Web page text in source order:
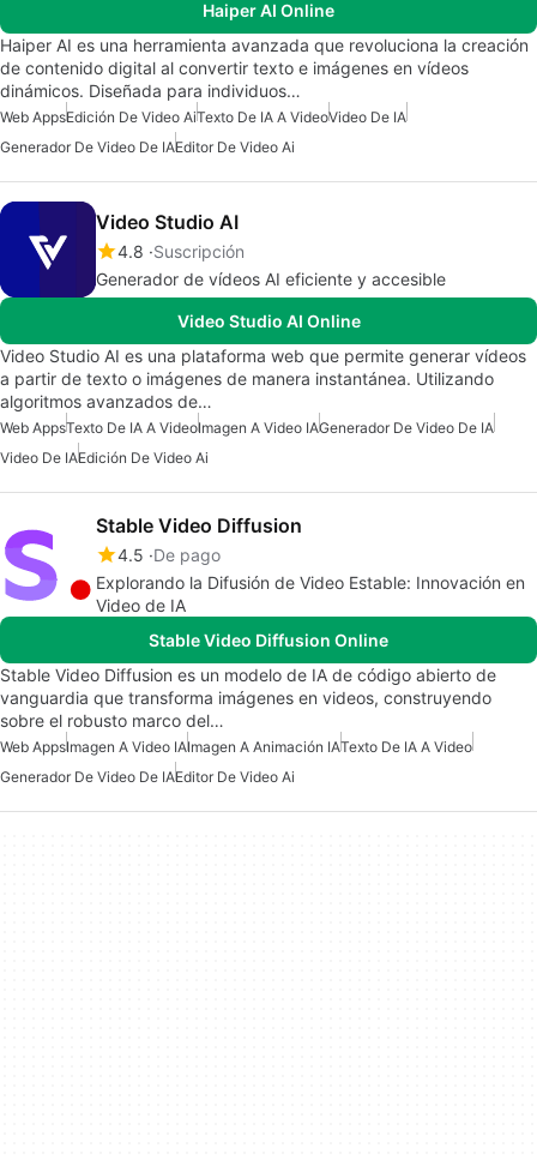
Haiper AI Online
Haiper AI es una herramienta avanzada que revoluciona la creación
de contenido digital al convertir texto e imágenes en vídeos
dinámicos. Diseñada para individuos…
Web AppsEdición De Video AiTexto De IA A VideoVideo De IA
Generador De Video De IAEditor De Video Ai
Video Studio AI
4.8 Suscripción
Generador de vídeos AI eficiente y accesible
Video Studio AI Online
Video Studio AI es una plataforma web que permite generar vídeos
a partir de texto o imágenes de manera instantánea. Utilizando
algoritmos avanzados de…
Web AppsTexto De IA A VideoImagen A Video IAGenerador De Video De IA
Video De IAEdición De Video Ai
Stable Video Diffusion
4.5 De pago
Explorando la Difusión de Video Estable: Innovación en
Video de IA
Stable Video Diffusion Online
Stable Video Diffusion es un modelo de IA de código abierto de
vanguardia que transforma imágenes en videos, construyendo
sobre el robusto marco del…
Web AppsImagen A Video IAImagen A Animación IATexto De IA A Video
Generador De Video De IAEditor De Video Ai